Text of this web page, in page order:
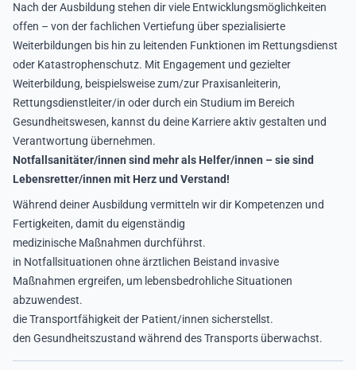
Nach der Ausbildung stehen dir viele Entwicklungsmöglichkeiten
offen – von der fachlichen Vertiefung über spezialisierte
Weiterbildungen bis hin zu leitenden Funktionen im Rettungsdienst
oder Katastrophenschutz. Mit Engagement und gezielter
Weiterbildung, beispielsweise zum/zur Praxisanleiterin,
Rettungsdienstleiter/in oder durch ein Studium im Bereich
Gesundheitswesen, kannst du deine Karriere aktiv gestalten und
Verantwortung übernehmen.
Notfallsanitäter/innen sind mehr als Helfer/innen – sie sind
Lebensretter/innen mit Herz und Verstand!
Während deiner Ausbildung vermitteln wir dir Kompetenzen und
Fertigkeiten, damit du eigenständig
medizinische Maßnahmen durchführst.
in Notfallsituationen ohne ärztlichen Beistand invasive
Maßnahmen ergreifen, um lebensbedrohliche Situationen
abzuwendest.
die Transportfähigkeit der Patient/innen sicherstellst.
den Gesundheitszustand während des Transports überwachst.